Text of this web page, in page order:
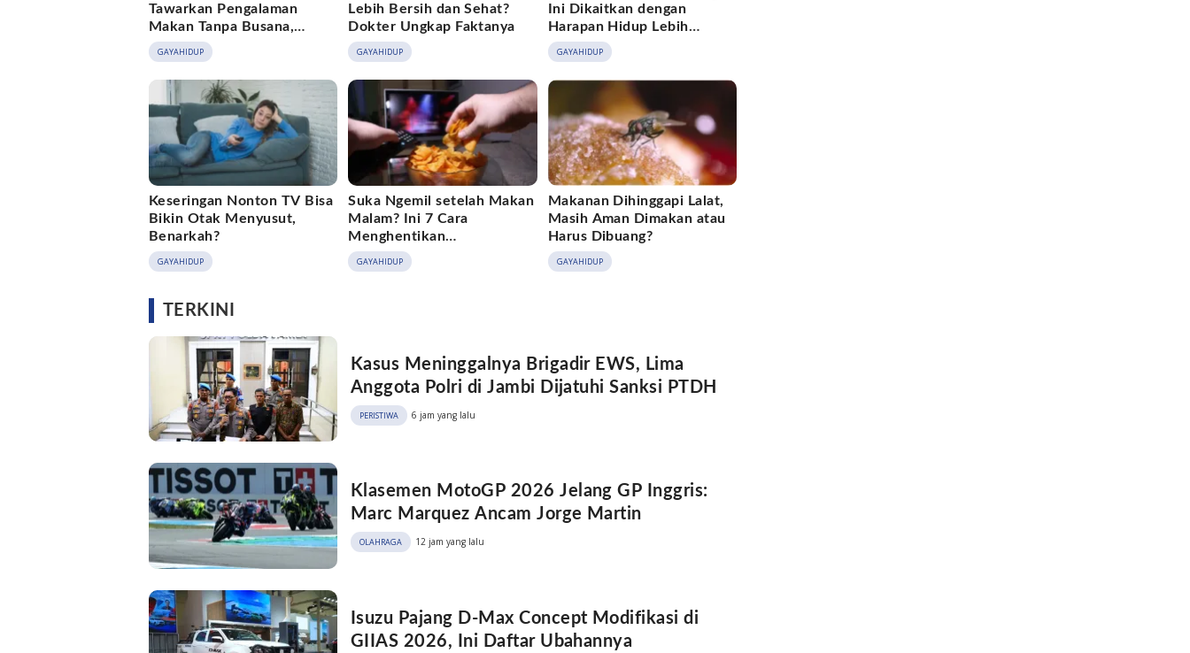
Tawarkan Pengalaman
Makan Tanpa Busana,
Segini Tarifnya
GAYAHIDUP
Lebih Bersih dan Sehat?
Dokter Ungkap Faktanya
GAYAHIDUP
Ini Dikaitkan dengan
Harapan Hidup Lebih
Panjang
GAYAHIDUP
Keseringan Nonton TV Bisa
Bikin Otak Menyusut,
Benarkah?
GAYAHIDUP
Suka Ngemil setelah Makan
Malam? Ini 7 Cara
Menghentikan
Kebiasaannya
GAYAHIDUP
Makanan Dihinggapi Lalat,
Masih Aman Dimakan atau
Harus Dibuang?
GAYAHIDUP
TERKINI
Kasus Meninggalnya Brigadir EWS, Lima
Anggota Polri di Jambi Dijatuhi Sanksi PTDH
PERISTIWA 6 jam yang lalu
Klasemen MotoGP 2026 Jelang GP Inggris:
Marc Marquez Ancam Jorge Martin
OLAHRAGA 12 jam yang lalu
Isuzu Pajang D-Max Concept Modifikasi di
GIIAS 2026, Ini Daftar Ubahannya